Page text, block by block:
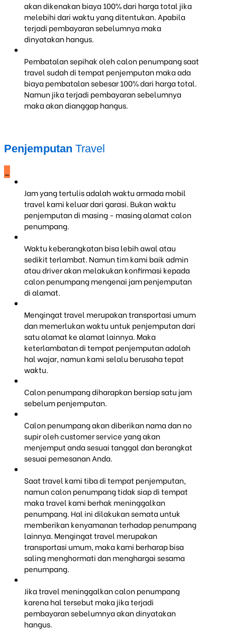
akan dikenakan biaya 100% dari harga total jika
melebihi dari waktu yang ditentukan. Apabila
terjadi pembayaran sebelumnya maka
dinyatakan hangus.
Pembatalan sepihak oleh calon penumpang saat
travel sudah di tempat penjemputan maka ada
biaya pembatalan sebesar 100% dari harga total.
Namun jika terjadi pembayaran sebelumnya
maka akan dianggap hangus.
Penjemputan Travel
_
Jam yang tertulis adalah waktu armada mobil
travel kami keluar dari garasi. Bukan waktu
penjemputan di masing - masing alamat calon
penumpang.
Waktu keberangkatan bisa lebih awal atau
sedikit terlambat. Namun tim kami baik admin
atau driver akan melakukan konfirmasi kepada
calon penumpang mengenai jam penjemputan
di alamat.
Mengingat travel merupakan transportasi umum
dan memerlukan waktu untuk penjemputan dari
satu alamat ke alamat lainnya. Maka
keterlambatan di tempat penjemputan adalah
hal wajar, namun kami selalu berusaha tepat
waktu.
Calon penumpang diharapkan bersiap satu jam
sebelum penjemputan.
Calon penumpang akan diberikan nama dan no
supir oleh customer service yang akan
menjemput anda sesuai tanggal dan berangkat
sesuai pemesanan Anda.
Saat travel kami tiba di tempat penjemputan,
namun calon penumpang tidak siap di tempat
maka travel kami berhak meninggalkan
penumpang. Hal ini dilakukan semata untuk
memberikan kenyamanan terhadap penumpang
lainnya. Mengingat travel merupakan
transportasi umum, maka kami berharap bisa
saling menghormati dan menghargai sesama
penumpang.
Jika travel meninggalkan calon penumpang
karena hal tersebut maka jika terjadi
pembayaran sebelumnya akan dinyatakan
hangus.